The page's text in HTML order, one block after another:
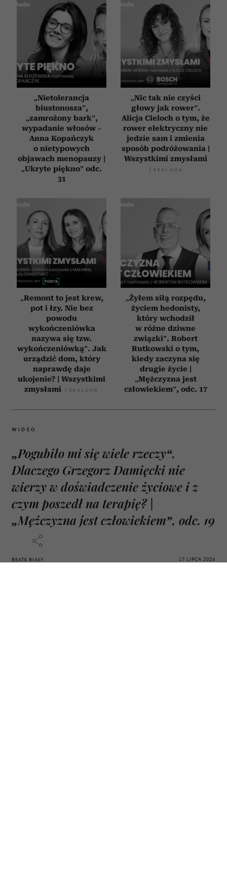
„Nietolerancja
biustonosza”,
„zamrożony bark”,
wypadanie włosów –
Anna Kopańczyk
o nietypowych
objawach menopauzy |
„Ukryte piękno” odc.
31
„Nic tak nie czyści
głowy jak rower”.
Alicja Cieloch o tym, że
rower elektryczny nie
jedzie sam i zmienia
sposób podróżowania |
Wszystkimi zmysłami
„Remont to jest krew,
pot i łzy. Nie bez
powodu
wykończeniówka
nazywa się tzw.
wykończeniówką”. Jak
urządzić dom, który
naprawdę daje
ukojenie? | Wszystkimi
zmysłami
„Żyłem siłą rozpędu,
życiem hedonisty,
który wchodził
w różne dziwne
związki”. Robert
Rutkowski o tym,
kiedy zaczyna się
drugie życie |
„Mężczyzna jest
człowiekiem”, odc. 17
WIDEO
„Pogubiło mi się wiele rzeczy“.
Dlaczego Grzegorz Damięcki nie
wierzy w doświadczenie życiowe i z
czym poszedł na terapię? |
„Mężczyzna jest człowiekiem”, odc. 19
BEATA BIAŁY 17 LIPCA 2026